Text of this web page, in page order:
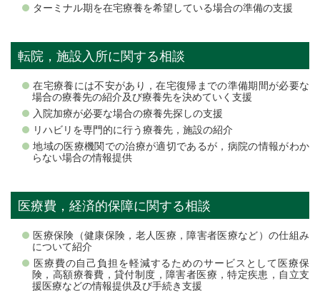
ターミナル期を在宅療養を希望している場合の準備の支援
転院，施設入所に関する相談
在宅療養には不安があり，在宅復帰までの準備期間が必要な
場合の療養先の紹介及び療養先を決めていく支援
入院加療が必要な場合の療養先探しの支援
リハビリを専門的に行う療養先，施設の紹介
地域の医療機関での治療が適切であるが，病院の情報がわか
らない場合の情報提供
医療費，経済的保障に関する相談
医療保険（健康保険，老人医療，障害者医療など）の仕組み
について紹介
医療費の自己負担を軽減するためのサービスとして医療保
険，高額療養費，貸付制度，障害者医療，特定疾患，自立支
援医療などの情報提供及び手続き支援